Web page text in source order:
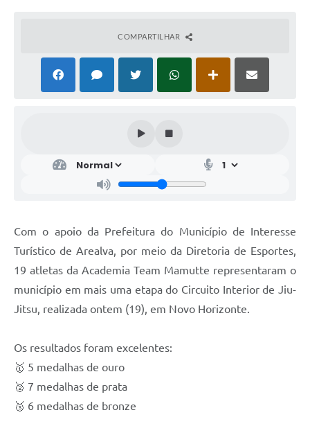
COMPARTILHAR
Com o apoio da Prefeitura do Município de Interesse
Turístico de Arealva, por meio da Diretoria de Esportes,
19 atletas da Academia Team Mamutte representaram o
município em mais uma etapa do Circuito Interior de Jiu-
Jitsu, realizada ontem (19), em Novo Horizonte.
Os resultados foram excelentes:
🥇 5 medalhas de ouro
🥈 7 medalhas de prata
🥉 6 medalhas de bronze